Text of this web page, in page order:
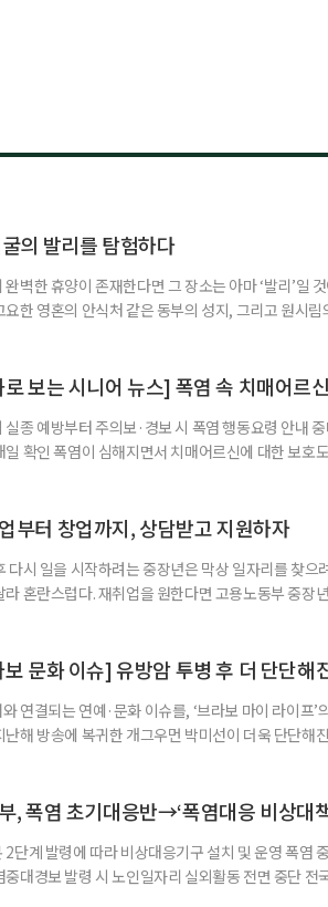
의 발리를 탐험하다
완벽한 휴양이 존재한다면 그 장소는 아마 ‘발리’일
요한 영혼의 안식처 같은 동부의 성지, 그리고 원시
양을 넘어 오감이 깨어나는 특별한 여정을 원한다면,
보는 시니어 뉴스] 폭염 속 치매어르
실종 예방부터 주의보·경보 시 폭염 행동요령 안내
일 확인 폭염이 심해지면서 치매어르신에 대한 보호
은 인지기능 저하로 폭염 상황을 제대로 인식하거
부터 창업까지, 상담받고 지원하자
다시 일을 시작하려는 중장년은 막상 일자리를 찾
라 혼란스럽다. 재취업을 원한다면 고용노동부 중장
구직 수당까지 고용노동부 국민취업지원제도 구직
계획을 세
문화 이슈] 유방암 투병 후 더 단단해
연결되는 연예·문화 이슈를, ‘브라보 마이 라이프
난해 방송에 복귀한 개그우먼 박미선이 더욱 단단해
방송 생활 뒤 전해진 투병 소식 박미선은 재치 있는
, 폭염 초기대응반→‘폭염대응 비상대
2단계 발령에 따라 비상대응기구 설치 및 운영 폭염
중대경보 발령 시 노인일자리 실외활동 전면 중단